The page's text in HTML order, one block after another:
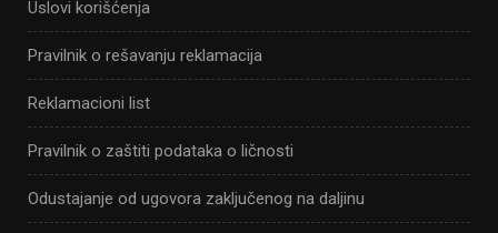
Uslovi korišćenja
Pravilnik o rešavanju reklamacija
Reklamacioni list
Pravilnik o zaštiti podataka o ličnosti
Odustajanje od ugovora zaključenog na daljinu